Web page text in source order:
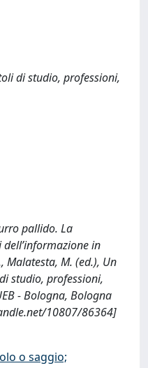
di studio, professioni,
pallido. La
in
Malatesta, M. (ed.), Un
studio, professioni,
- Bologna, Bologna
10807/86364]
o saggio;